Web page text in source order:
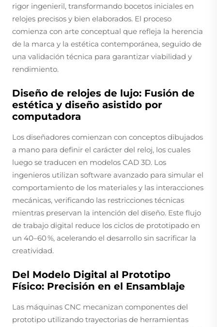
rigor ingenieril, transformando bocetos iniciales en
relojes precisos y bien elaborados. El proceso
comienza con arte conceptual que refleja la herencia
de la marca y la estética contemporánea, seguido de
una validación técnica para garantizar viabilidad y
rendimiento.
Diseño de relojes de lujo: Fusión de
estética y diseño asistido por
computadora
Los diseñadores comienzan con conceptos dibujados
a mano para definir el carácter del reloj, los cuales
luego se traducen en modelos CAD 3D. Los
ingenieros utilizan software avanzado para simular el
comportamiento de los materiales y las interacciones
mecánicas, verificando las restricciones técnicas
mientras preservan la intención del diseño. Este flujo
de trabajo digital reduce los ciclos de prototipado en
un 40–60 %, acelerando el desarrollo sin sacrificar la
creatividad.
Del Modelo Digital al Prototipo
Físico: Precisión en el Ensamblaje
Las máquinas CNC mecanizan componentes del
prototipo utilizando trayectorias de herramientas